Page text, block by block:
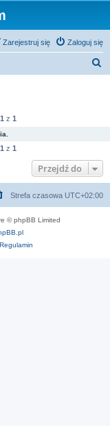
Zaloguj się
Zarejestruj się
1 z 1
1 z 1
Przejdź do
Strefa czasowa UTC+02:00
© phpBB Limited
Regulamin